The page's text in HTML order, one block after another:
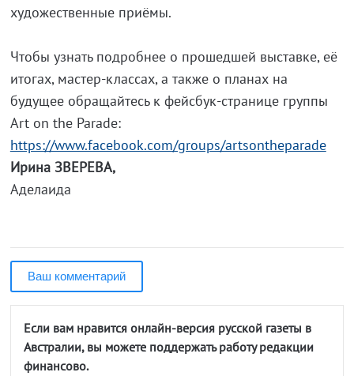
художественные приёмы.
Чтобы узнать подробнее о прошедшей выставке, её
итогах, мастер-классах, а также о планах на
будущее обращайтесь к фейсбук-странице группы
Art on the Parade:
https://www.facebook.com/groups/artsontheparade
Ирина ЗВЕРЕВА,
Аделаида
Ваш комментарий
Если вам нравится онлайн-версия русской газеты в
Австралии, вы можете поддержать работу редакции
финансово.